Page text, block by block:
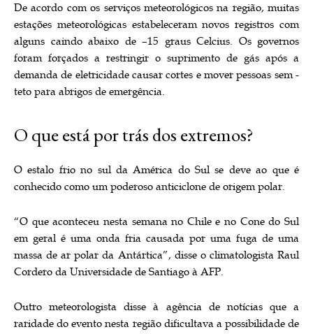
De acordo com os serviços meteorológicos na região, muitas
estações meteorológicas estabeleceram novos registros com
alguns caindo abaixo de –15 graus Celcius. Os governos
foram forçados a restringir o suprimento de gás após a
demanda de eletricidade causar cortes e mover pessoas sem -
teto para abrigos de emergência.
O que está por trás dos extremos?
O estalo frio no sul da América do Sul se deve ao que é
conhecido como um poderoso anticiclone de origem polar.
“O que aconteceu nesta semana no Chile e no Cone do Sul
em geral é uma onda fria causada por uma fuga de uma
massa de ar polar da Antártica”, disse o climatologista Raul
Cordero da Universidade de Santiago à AFP.
Outro meteorologista disse à agência de notícias que a
raridade do evento nesta região dificultava a possibilidade de